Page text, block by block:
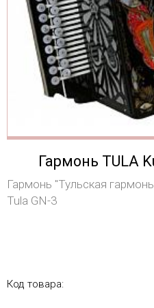
Гармонь TULA
Гармонь "Тульская
Tula GN-3
Код товара: